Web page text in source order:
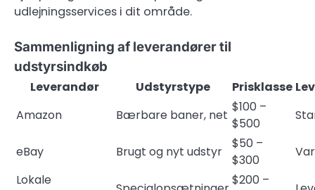
udlejningsservices i dit område.
Sammenligning af leverandører til
udstyrsindkøb
Leverandør
Udstyrstype Prisklasse
Amazon
Bærbare baner, net
$100 –
$500
eBay Brugt og nyt udstyr
$50 –
$300
Lokale
$200 –